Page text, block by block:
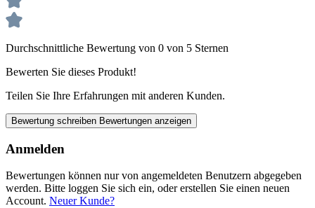
Durchschnittliche Bewertung von 0 von 5 Sternen
Bewerten Sie dieses Produkt!
Teilen Sie Ihre Erfahrungen mit anderen Kunden.
Bewertung schreiben Bewertungen anzeigen
Anmelden
Bewertungen können nur von angemeldeten Benutzern abgegeben
werden. Bitte loggen Sie sich ein, oder erstellen Sie einen neuen
Account. Neuer Kunde?